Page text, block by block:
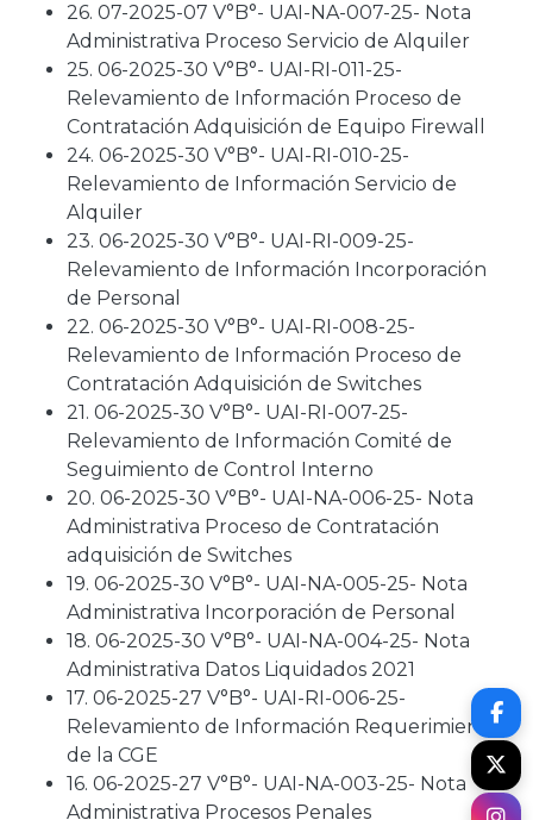
26. 07-2025-07 V°B°- UAI-NA-007-25- Nota
Administrativa Proceso Servicio de Alquiler
25. 06-2025-30 V°B°- UAI-RI-011-25-
Relevamiento de Información Proceso de
Contratación Adquisición de Equipo Firewall
24. 06-2025-30 V°B°- UAI-RI-010-25-
Relevamiento de Información Servicio de
Alquiler
23. 06-2025-30 V°B°- UAI-RI-009-25-
Relevamiento de Información Incorporación
de Personal
22. 06-2025-30 V°B°- UAI-RI-008-25-
Relevamiento de Información Proceso de
Contratación Adquisición de Switches
21. 06-2025-30 V°B°- UAI-RI-007-25-
Relevamiento de Información Comité de
Seguimiento de Control Interno
20. 06-2025-30 V°B°- UAI-NA-006-25- Nota
Administrativa Proceso de Contratación
adquisición de Switches
19. 06-2025-30 V°B°- UAI-NA-005-25- Nota
Administrativa Incorporación de Personal
18. 06-2025-30 V°B°- UAI-NA-004-25- Nota
Administrativa Datos Liquidados 2021
17. 06-2025-27 V°B°- UAI-RI-006-25-
Relevamiento de Información Requerimiento
de la CGE
16. 06-2025-27 V°B°- UAI-NA-003-25- Nota
Administrativa Procesos Penales